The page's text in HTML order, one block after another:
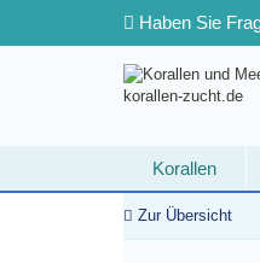
Haben Sie
Korallen
Second hand
Zur Übersicht